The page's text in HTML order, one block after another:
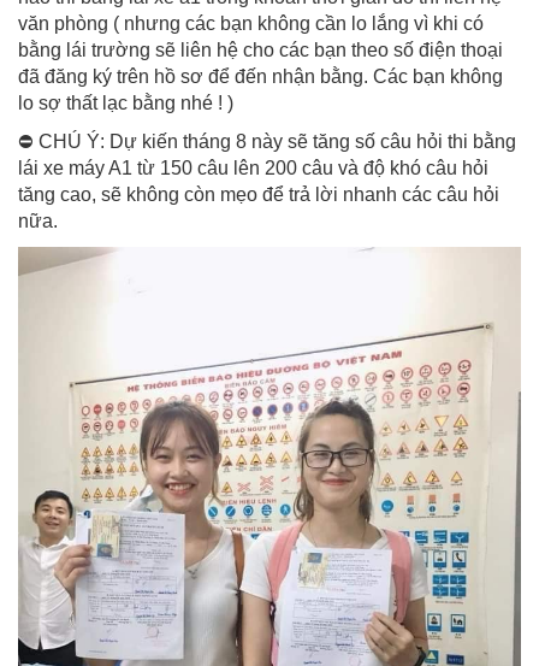
văn phòng ( nhưng các bạn không cần lo lắng vì khi có
bằng lái trường sẽ liên hệ cho các bạn theo số điện thoại
đã đăng ký trên hồ sơ để đến nhận bằng. Các bạn không
lo sợ thất lạc bằng nhé ! )
⛔ CHÚ Ý: Dự kiến tháng 8 này sẽ tăng số câu hỏi thi bằng
lái xe máy A1 từ 150 câu lên 200 câu và độ khó câu hỏi
tăng cao, sẽ không còn mẹo để trả lời nhanh các câu hỏi
nữa.